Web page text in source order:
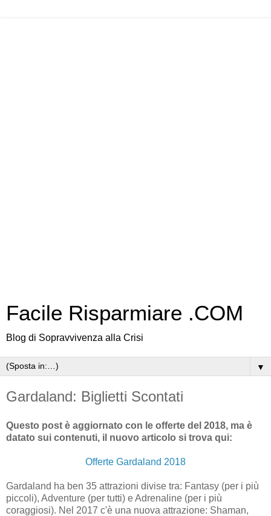
Facile Risparmiare .COM
Blog di Sopravvivenza alla Crisi
▼
Gardaland: Biglietti Scontati
Questo post è aggiornato con le offerte del 2018, ma è
datato sui contenuti, il nuovo articolo si trova qui:
Offerte Gardaland 2018
Gardaland ha ben 35 attrazioni divise tra: Fantasy (per i più
piccoli), Adventure (per tutti) e Adrenaline (per i più
coraggiosi). Nel 2017 c'è una nuova attrazione: Shaman,